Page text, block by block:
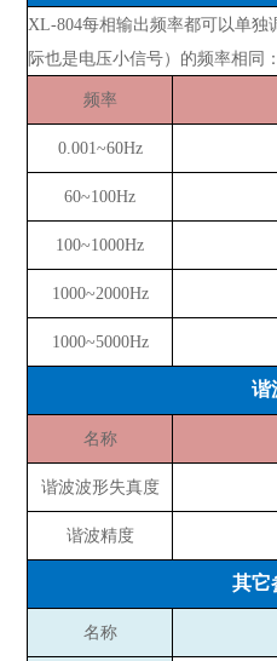
XL-804每相输出频率都可以单
际也是电压小信号）的频率相同：
频率
0.001~60Hz
60~100Hz
100~1000Hz
1000~2000Hz
1000~5000Hz
谐
名称
谐波波形失真度
谐波精度
其它
名称